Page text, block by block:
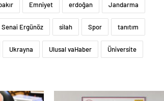
Emniyet erdoğan Jandarma
Senai Ergünöz silah Spor tanıtım
Ukrayna Ulusal vaHaber Üniversite